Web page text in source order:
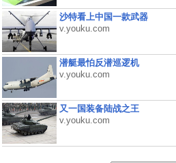
沙特看上中国一款武器
v.youku.com
潜艇最怕反潜巡逻机
v.youku.com
又一国装备陆战之王
v.youku.com